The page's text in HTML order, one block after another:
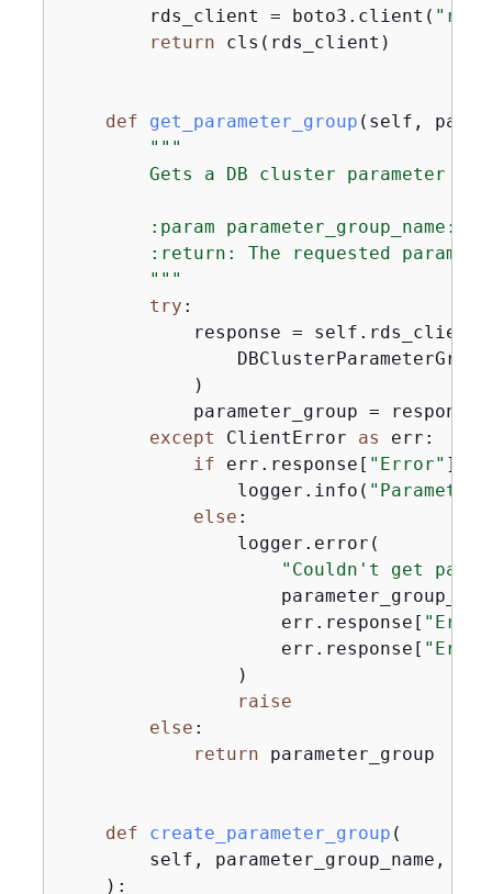
        rds_client = boto3.client(
"rds"
return cls(rds_client)
def get_parameter_group ( self,
"""
Gets a DB cluster parameter
:param parameter_group_name:
:return: The requested
        """
try :
response =
            )
            parameter_group = response[
except ClientError as err:
if err.response[ "Error" ][
                logger.info(
else :
                logger.error(
"Couldn't get
                    err.response[
                    err.response[
                )
raise
else :
return parameter_group
def create_parameter_group (
self, parameter_group_name,
):